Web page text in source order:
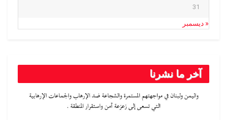
31
« ديسمبر
آخر ما نشرنا